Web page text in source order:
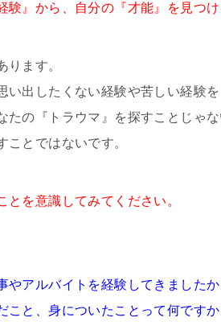
験』から、自分の『才能』を見つ
ります。
い出したくない経験や苦しい経験を
たの『トラウマ』を探すことじゃな
ことではないです。
とを意識してみてください。
やアルバイトを経験してきましたか
と、身についたことって何ですか